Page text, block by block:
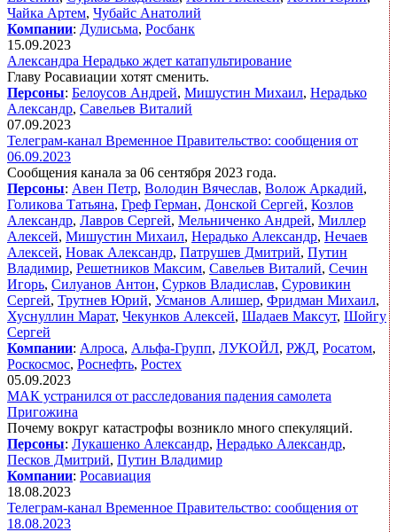
Чайка Артем, Чубайс Анатолий
Компании: Дулисьма, Росбанк
15.09.2023
Александра Нерадько ждет катапультирование
Главу Росавиации хотят сменить.
Персоны: Белоусов Андрей, Мишустин Михаил, Нерадько
Александр, Савельев Виталий
07.09.2023
Телеграм-канал Временное Правительство: сообщения от
06.09.2023
Сообщения канала за 06 сентября 2023 года.
Персоны: Авен Петр, Володин Вячеслав, Волож Аркадий,
Голикова Татьяна, Греф Герман, Донской Сергей, Козлов
Александр, Лавров Сергей, Мельниченко Андрей, Миллер
Алексей, Мишустин Михаил, Нерадько Александр, Нечаев
Алексей, Новак Александр, Патрушев Дмитрий, Путин
Владимир, Решетников Максим, Савельев Виталий, Сечин
Игорь, Силуанов Антон, Сурков Владислав, Суровикин
Сергей, Трутнев Юрий, Усманов Алишер, Фридман Михаил,
Хуснуллин Марат, Чекунков Алексей, Шадаев Максут, Шойгу
Сергей
Компании: Алроса, Альфа-Групп, ЛУКОЙЛ, РЖД, Росатом,
Роскосмос, Роснефть, Ростех
05.09.2023
МАК устранился от расследования падения самолета
Пригожина
Почему вокруг катастрофы возникло много спекуляций.
Персоны: Лукашенко Александр, Нерадько Александр,
Песков Дмитрий, Путин Владимир
Компании: Росавиация
18.08.2023
Телеграм-канал Временное Правительство: сообщения от
18.08.2023